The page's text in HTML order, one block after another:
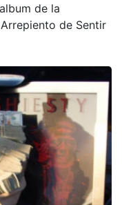
de la
de Sentir